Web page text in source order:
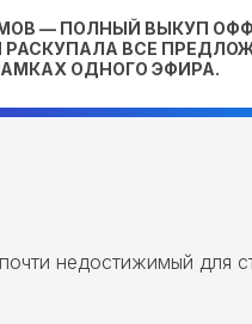
недостижимый для
— ПОЛНЫЙ ВЫКУП
ВСЕ
ОДНОГО ЭФИРА.